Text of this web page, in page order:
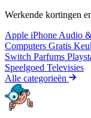
Werkende kortingen
Apple iPhone Audio
Computers Gratis
Switch Parfums
Speelgoed Televisies
Alle categorieën